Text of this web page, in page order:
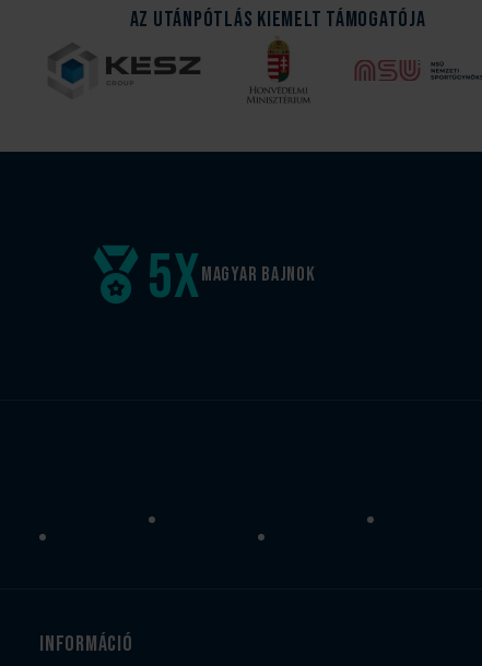
Az Utánpótlás kiemelt támogatója
Magyar bajnok
5x
Információ